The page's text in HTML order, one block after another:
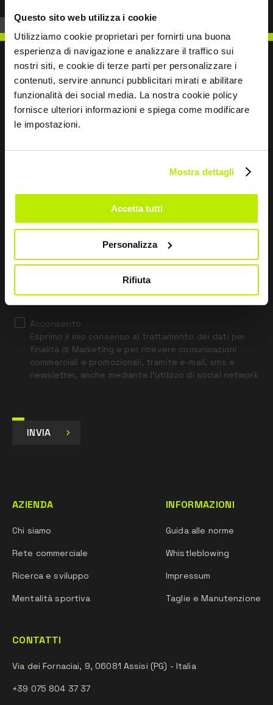
Questo sito web utilizza i cookie
Utilizziamo cookie proprietari per fornirti una buona
esperienza di navigazione e analizzare il traffico sui
nostri siti, e cookie di terze parti per personalizzare i
contenuti, servire annunci pubblicitari mirati e abilitare
funzionalità dei social media. La nostra cookie policy
fornisce ulteriori informazioni e spiega come modificare
le impostazioni.
Mostra dettagli
Accetta tutti
Personalizza
Rifiuta
SCRIVICI
this
field
ai sensi dell’art. 13 Regolamento UE 679/16.
Acconsento
Esprimo il mio consenso al trattamento dei dati per
finalità di Marketing e per ricevere comunicazioni
commerciali e promozionali, tramite e-mail, sms e
newsletter, anche mediante l’utilizzo di social network
INVIA
AZIENDA
Chi siamo
Rete commerciale
Ricerca e sviluppo
Mentalità sportiva
INFORMAZIONI
Guida alle norme
Whistleblowing
Impressum
Taglie e Manutenzione
CONTATTI
Via dei Fornaciai, 9, 06081 Assisi (PG) - Italia
+39 075 804 37 37